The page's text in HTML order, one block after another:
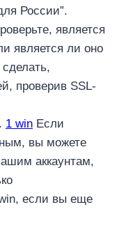
России”.
является
является ли оно
проверив SSL-
1 win Если
вы можете
аккаунтам,
если вы еще